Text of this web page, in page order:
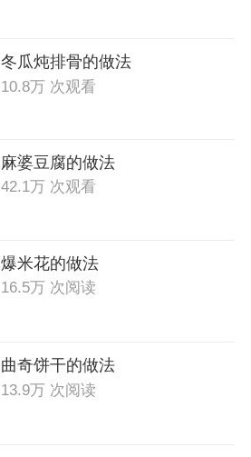
冬瓜炖排骨的做法
10.8万 次观看
麻婆豆腐的做法
42.1万 次观看
爆米花的做法
16.5万 次阅读
曲奇饼干的做法
13.9万 次阅读